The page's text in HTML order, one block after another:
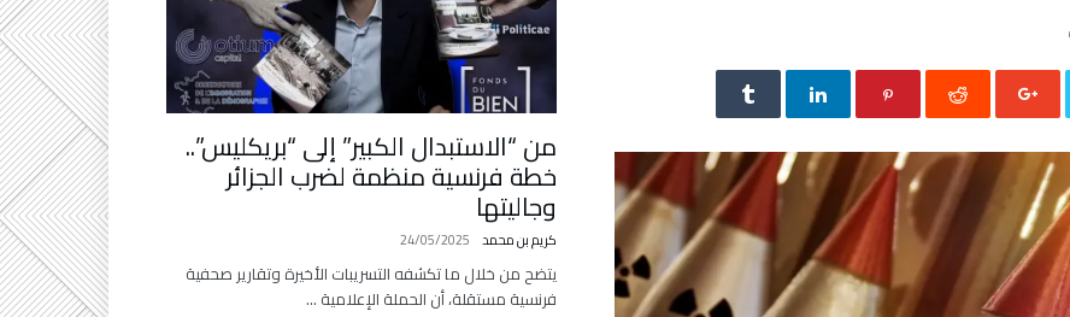
من “الاستبدال الكبير” إلى “بريكليس”..
خطة فرنسية منظمة لضرب الجزائر
وجاليتها
كريم بن محمد 24/05/2025
يتضح من خلال ما تكشفه التسريبات الأخيرة وتقارير صحفية
فرنسية مستقلة، أن الحملة الإعلامية …